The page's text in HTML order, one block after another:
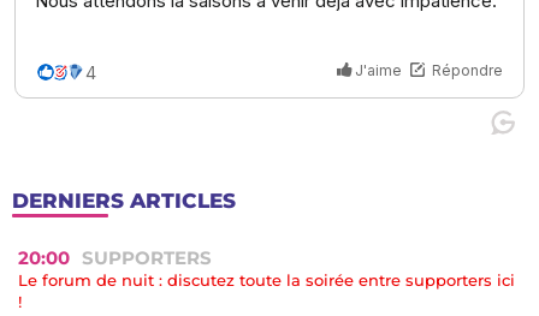
DERNIERS ARTICLES
20:00 SUPPORTERS
Le forum de nuit : discutez toute la soirée entre supporters ici
!